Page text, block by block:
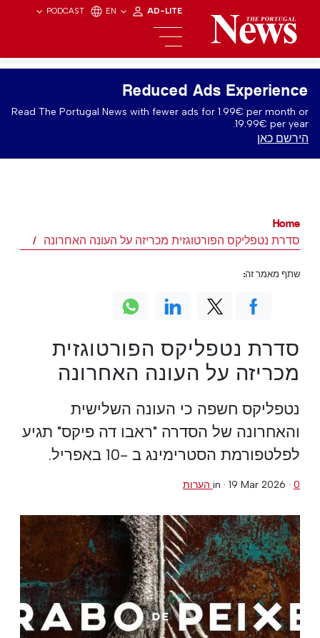
PODCAST EN AD-LITE
Reduced Ads Experience
Read The Portugal News with fewer ads for 1.99€ per month or
19.99€ per year.
הירשם כאן
Home
סדרת נטפליקס הפורטוגזית מכריזה על העונה האחרונה
סדרת נטפליקס הפורטוגזית
מכריזה על העונה האחרונה
נטפליקס חשפה כי העונה השלישית
והאחרונה של הסדרה "ראבו דה פיקס" תגיע
לפלטפורמת הסטרימינג ב -10 באפריל.
in · 19 Mar 2026 · 0 הערות
שתף מאמר זה: